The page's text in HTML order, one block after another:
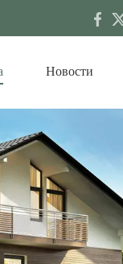
Новости